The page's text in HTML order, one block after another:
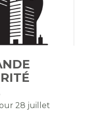
28 juillet